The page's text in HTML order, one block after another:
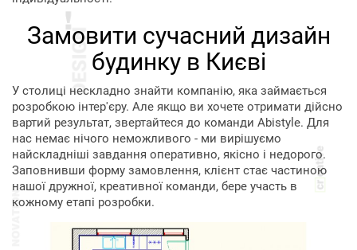
Замовити сучасний дизайн
будинку в Києві
У столиці нескладно знайти компанію, яка займається
розробкою інтер'єру. Але якщо ви хочете отримати дійсно
вартий результат, звертайтеся до команди Abistyle. Для
нас немає нічого неможливого - ми вирішуємо
найскладніші завдання оперативно, якісно і недорого.
Заповнивши форму замовлення, клієнт стає частиною
нашої дружної, креативної команди, бере участь в
кожному етапі розробки.